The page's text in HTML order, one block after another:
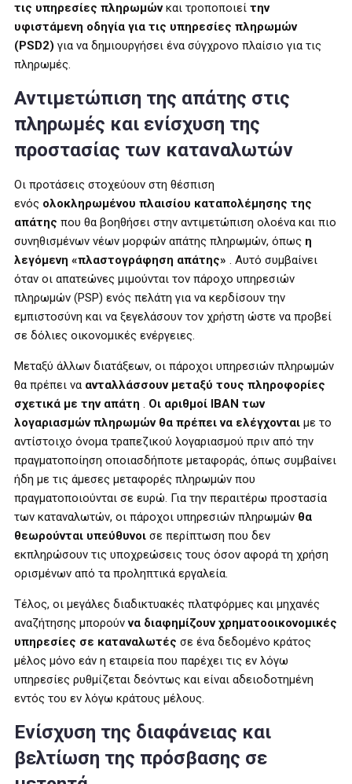
τις υπηρεσίες πληρωμώνκαι τροποποιεί την
υφιστάμενη οδηγία για τις υπηρεσίες πληρωμών
(PSD2) για να δημιουργήσει ένα σύγχρονο πλαίσιο για τις
πληρωμές.
Αντιμετώπιση της απάτης στις
πληρωμές και ενίσχυση της
προστασίας των καταναλωτών
Οι προτάσεις στοχεύουν στη θέσπιση
ενός ολοκληρωμένου πλαισίου καταπολέμησης της
απάτης που θα βοηθήσει στην αντιμετώπιση ολοένα και πιο
συνηθισμένων νέων μορφών απάτης πληρωμών, όπως η
λεγόμενη «πλαστογράφηση απάτης» . Αυτό συμβαίνει
όταν οι απατεώνες μιμούνται τον πάροχο υπηρεσιών
πληρωμών (PSP) ενός πελάτη για να κερδίσουν την
εμπιστοσύνη και να ξεγελάσουν τον χρήστη ώστε να προβεί
σε δόλιες οικονομικές ενέργειες.
Μεταξύ άλλων διατάξεων, οι πάροχοι υπηρεσιών πληρωμών
θα πρέπει να ανταλλάσσουν μεταξύ τους πληροφορίες
σχετικά με την απάτη . Οι αριθμοί IBAN των
λογαριασμών πληρωμών θα πρέπει να ελέγχονται με το
αντίστοιχο όνομα τραπεζικού λογαριασμού πριν από την
πραγματοποίηση οποιασδήποτε μεταφοράς, όπως συμβαίνει
ήδη με τις άμεσες μεταφορές πληρωμών που
πραγματοποιούνται σε ευρώ. Για την περαιτέρω προστασία
των καταναλωτών, οι πάροχοι υπηρεσιών πληρωμών θα
θεωρούνται υπεύθυνοι σε περίπτωση που δεν
εκπληρώσουν τις υποχρεώσεις τους όσον αφορά τη χρήση
ορισμένων από τα προληπτικά εργαλεία.
Τέλος, οι μεγάλες διαδικτυακές πλατφόρμες και μηχανές
αναζήτησης μπορούννα διαφημίζουν χρηματοοικονομικές
υπηρεσίες σε καταναλωτές σε ένα δεδομένο κράτος
μέλος μόνο εάν η εταιρεία που παρέχει τις εν λόγω
υπηρεσίες ρυθμίζεται δεόντως και είναι αδειοδοτημένη
εντός του εν λόγω κράτους μέλους.
Ενίσχυση της διαφάνειας και
βελτίωση της πρόσβασης σε